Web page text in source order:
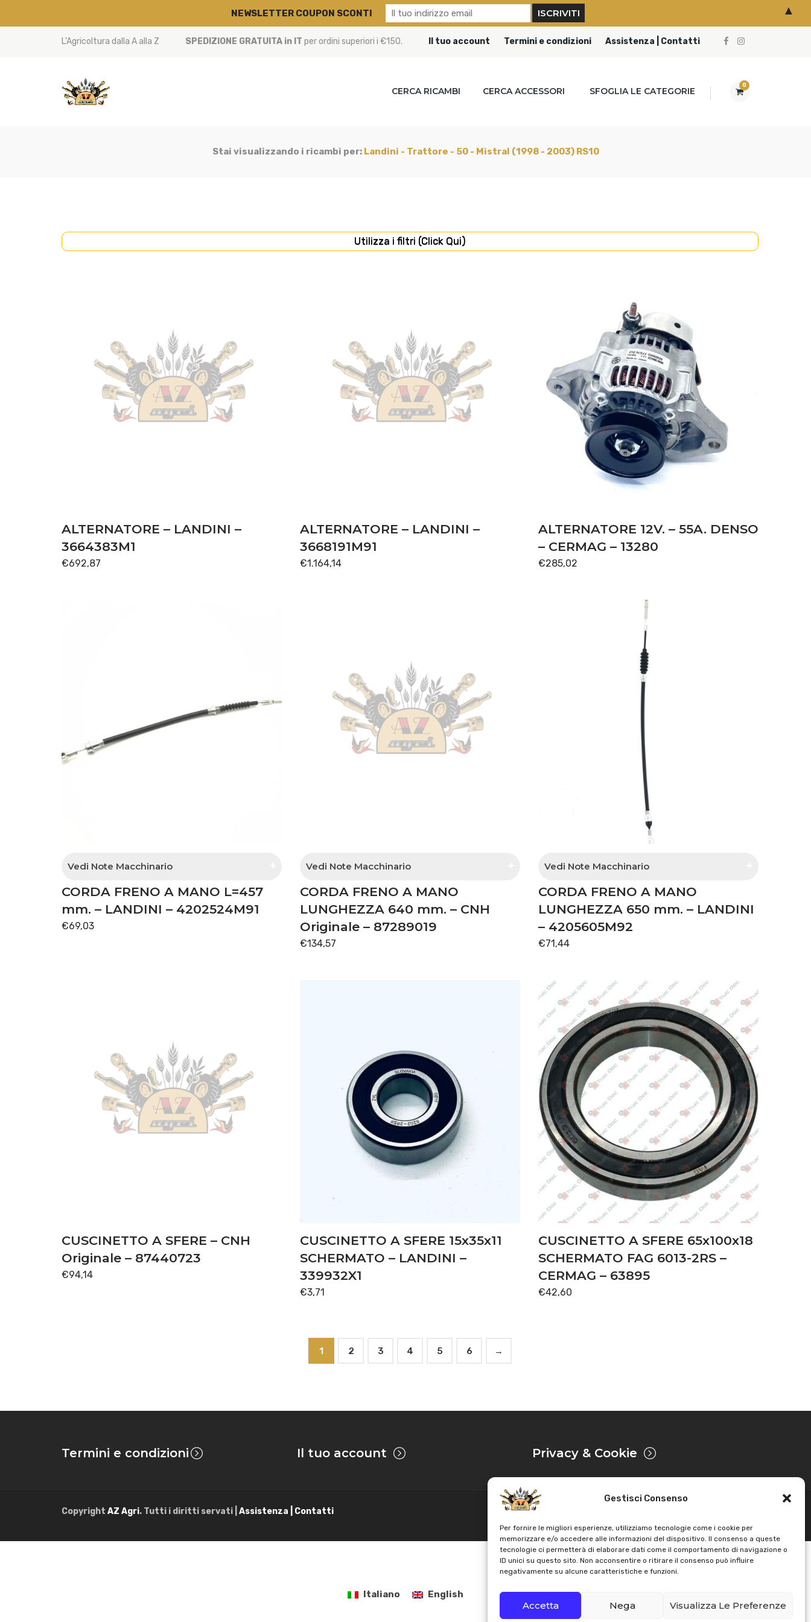
Gestisci Consenso
Per fornire le migliori esperienze, utilizziamo tecnologie come i cookie per
memorizzare e/o accedere alle informazioni del dispositivo. Il consenso a queste
tecnologie ci permetterà di elaborare dati come il comportamento di navigazione o
ID unici su questo sito. Non acconsentire o ritirare il consenso può influire
negativamente su alcune caratteristiche e funzioni.
Accetta Nega Visualizza Le Preferenze
L'Agricoltura dalla A alla Z SPEDIZIONE GRATUITA in IT per ordini superiori i €150. Il tuo account Termini e condizioni Assistenza | Contatti
0
CERCA RICAMBI CERCA ACCESSORI SFOGLIA LE CATEGORIE
Stai visualizzando i ricambi per: Landini - Trattore - 50 - Mistral (1998 - 2003) RS10
Utilizza i filtri (Click Qui)
(4)
IMPIANTO ELETTRICO(14)
MOTORE(12)
(6)
ALTERNATORE – LANDINI –
3664383M1
€692,87
ALTERNATORE – LANDINI –
3668191M91
€1.164,14
ALTERNATORE 12V. – 55A. DENSO
– CERMAG – 13280
€285,02
Vedi Note Macchinario
fino alla matricola J35587
CORDA FRENO A MANO L=457
mm. – LANDINI – 4202524M91
€69,03
Vedi Note Macchinario
dalla matricola J35588
CORDA FRENO A MANO
LUNGHEZZA 640 mm. – CNH
Originale – 87289019
€134,57
Vedi Note Macchinario
dalla matricola J35588
CORDA FRENO A MANO
LUNGHEZZA 650 mm. – LANDINI
– 4205605M92
€71,44
CUSCINETTO A SFERE – CNH
Originale – 87440723
€94,14
CUSCINETTO A SFERE 15x35x11
SCHERMATO – LANDINI –
339932X1
€3,71
CUSCINETTO A SFERE 65x100x18
SCHERMATO FAG 6013-2RS –
CERMAG – 63895
€42,60
1 2 3 4 5 6 →
Termini e condizioni Il tuo account Privacy & Cookie
Copyright AZ Agri. Tutti i diritti servati | Assistenza | Contatti
NEWSLETTER COUPON SCONTI ▲
Italiano English